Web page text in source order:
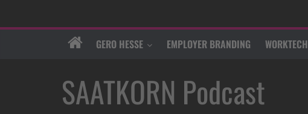
GERO HESSE EMPLOYER BRANDING WORKTECH
SAATKORN Podcast